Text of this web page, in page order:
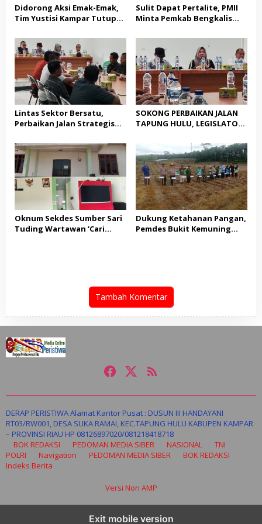
Didorong Aksi Emak-Emak,
Tim Yustisi Kampar Tutup
Gading Sari
Sulit Dapat Pertalite, PMII
Minta Pemkab Bengkalis
Lintas Sektor Bersatu,
Perbaikan Jalan Strategis
SOKONG PERBAIKAN JALAN
TAPUNG HULU, LEGISLATOR
GEBRAK MEJA MUSYARAHAH:
“JANGAN BANYAK TEORI,
KITA BUTUH AKSI NYATA!”
Oknum Sekdes Sumber Sari
Tuding Wartawan ‘Cari
Dukung Ketahanan Pangan,
Pemdes Bukit Kemuning
Tambah Komentar
DERAP PERISTIWA Alamat Kantor Pusat : DUSUN III HANDAYANI
RT03/RW001, DESA SUKA RAMAI, KEC.TAPUNG HULU KABUPEN KAMPAR
– PROVINSI RIAU HP 08126897020/081218418718
BOK REDAKSI
PEDOMAN MEDIA SIBER NASIONAL
TNI
POLRI
Navigation PEDOMAN MEDIA SIBER
BOK REDAKSI
Indeks Berita
Versi Non AMP
Exit mobile version